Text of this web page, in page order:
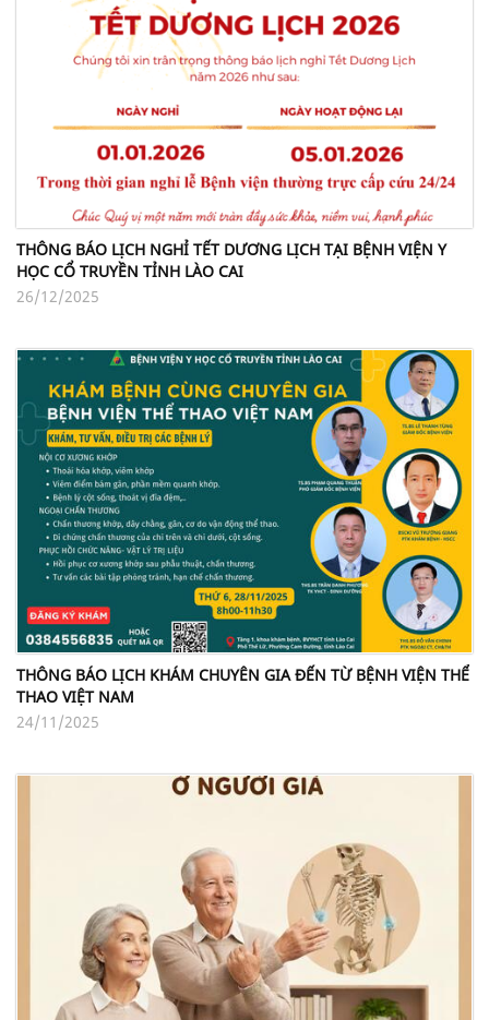
THÔNG BÁO LỊCH NGHỈ TẾT DƯƠNG LỊCH TẠI BỆNH VIỆN Y
HỌC CỔ TRUYỀN TỈNH LÀO CAI
26/12/2025
THÔNG BÁO LỊCH KHÁM CHUYÊN GIA ĐẾN TỪ BỆNH VIỆN THỂ
THAO VIỆT NAM
24/11/2025